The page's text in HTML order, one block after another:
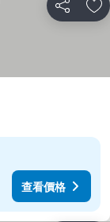
分享 放
查看價格